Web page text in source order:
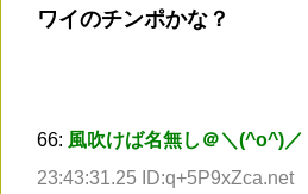
ワイのチンポかな？
66: 風吹けば名無し＠＼(^o^)／
23:43:31.25 ID:q+5P9xZca.net